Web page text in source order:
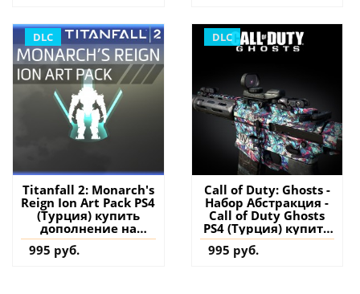
DLC
Titanfall 2: Monarch's
Reign Ion Art Pack PS4
(Турция) купить
дополнение на
аккаунт
995 руб.
DLC
Call of Duty: Ghosts -
Набор Абстракция -
Call of Duty Ghosts
PS4 (Турция) купить
дополнение на
аккаунт
995 руб.